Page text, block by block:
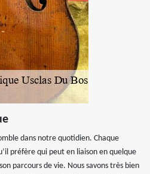
dans notre quotidien. Chaque
préfère qui peut en liaison en quelque
parcours de vie. Nous savons très bien